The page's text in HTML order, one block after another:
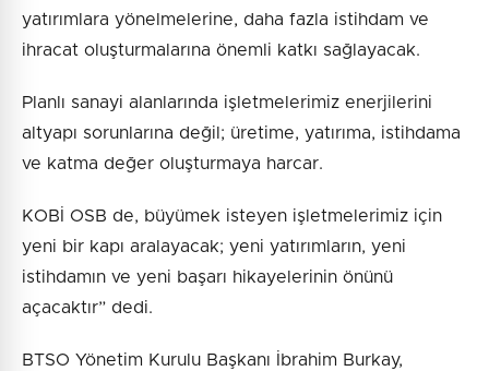
yatırımlara yönelmelerine, daha fazla istihdam ve
ihracat oluşturmalarına önemli katkı sağlayacak.
Planlı sanayi alanlarında işletmelerimiz enerjilerini
altyapı sorunlarına değil; üretime, yatırıma, istihdama
ve katma değer oluşturmaya harcar.
KOBİ OSB de, büyümek isteyen işletmelerimiz için
yeni bir kapı aralayacak; yeni yatırımların, yeni
istihdamın ve yeni başarı hikayelerinin önünü
açacaktır” dedi.
BTSO Yönetim Kurulu Başkanı İbrahim Burkay,